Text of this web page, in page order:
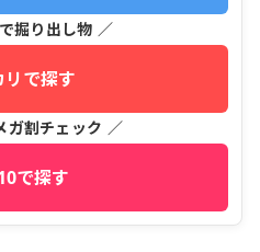
掘り出し物 ／
リで探す
ガ割チェック ／
で探す